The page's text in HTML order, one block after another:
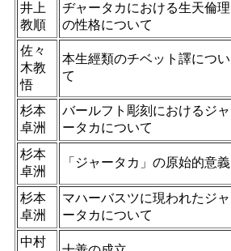
井上
教順
ヂャータカにおける生天倫理
の性格について
佐々
木教
悟
本生經類のチベット譯につい
て
杉本
卓洲
バールフト彫刻におけるジャ
ータカについて
杉本
卓洲
「ジャータカ」の原始的意義
杉本
卓洲
マハーバスツに現われたジャ
ータカについて
中村